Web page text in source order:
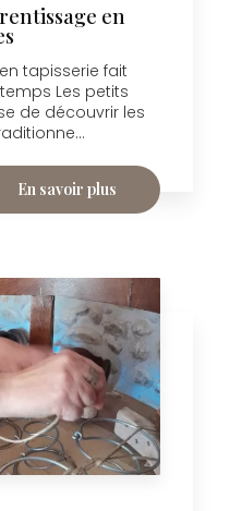
en
tapisserie fait
Les petits
de découvrir les
En savoir plus